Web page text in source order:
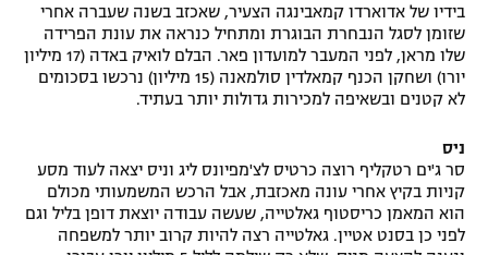
בידיו של אדוארדו קמאבינגה הצעיר, שאכזב בשנה שעברה אחרי
שזומן לסגל הנבחרת הבוגרת ומתחיל כנראה את עונת הפרידה
שלו מראן, לפני המעבר למועדון פאר. הבלם לואיק באדה (17 מיליון
יורו) ושחקן הכנף קמאלדין סולמאנה (15 מיליון) נרכשו בסכומים
לא קטנים ובשאיפה למכירות גדולות יותר בעתיד.
ניס
סר ג'ים רטקליף רוצה כרטיס לצ'מפיונס ליג וניס יצאה לעוד מסע
קניות בקיץ אחרי עונה מאכזבת, אבל הרכש המשמעותי מכולם
הוא המאמן כריסטוף גאלטייה, שעשה עבודה יוצאת דופן בליל וגם
לפני כן בסנט אטיין. גאלטייה רצה להיות קרוב יותר למשפחה